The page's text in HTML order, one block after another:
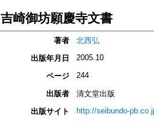
吉崎御坊願慶寺文書
著者
北西弘
出版年月日
2005.10
ページ 244
出版者
清文堂出版
出版サイト
http://seibundo-